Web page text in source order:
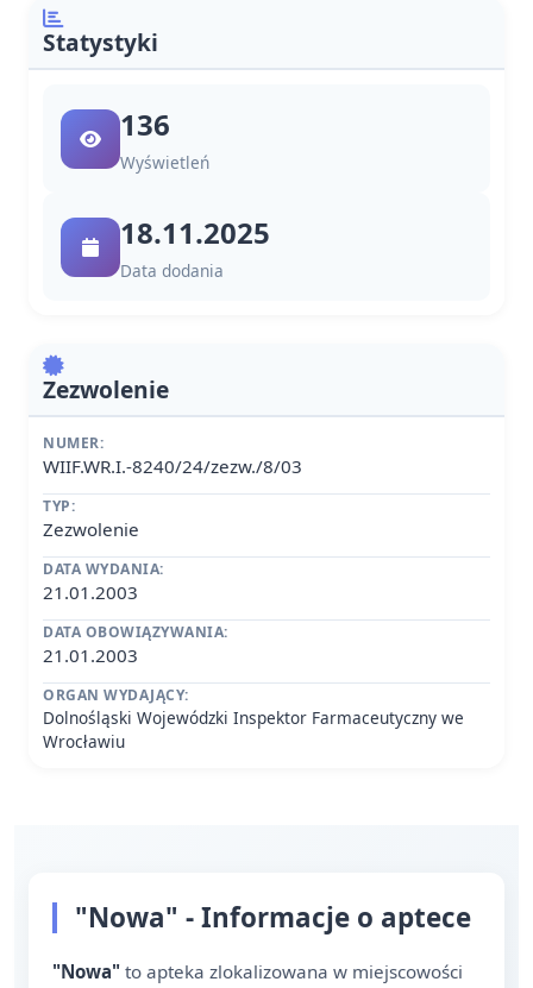
Statystyki
136
Wyświetleń
18.11.2025
Data dodania
Zezwolenie
NUMER:
WIIF.WR.I.-8240/24/zezw./8/03
TYP:
Zezwolenie
DATA WYDANIA:
21.01.2003
DATA OBOWIĄZYWANIA:
21.01.2003
ORGAN WYDAJĄCY:
Dolnośląski Wojewódzki Inspektor Farmaceutyczny we
Wrocławiu
"Nowa" - Informacje o aptece
"Nowa" to apteka zlokalizowana w miejscowości